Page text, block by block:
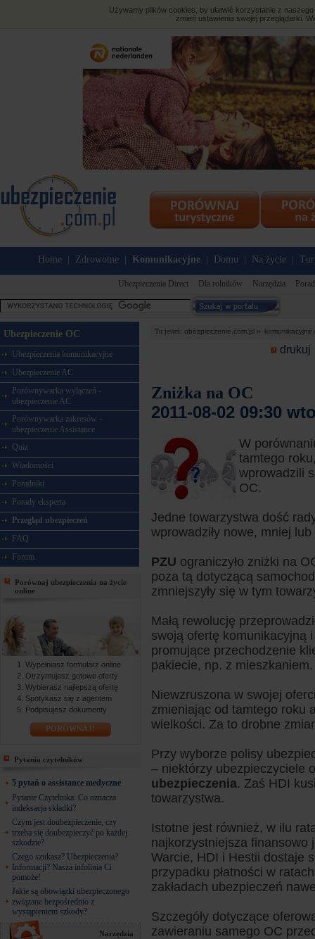
Używamy plików cookies, by ułatwić korzystanie z
zmień ustawienia swojej przeglądarki.
Home Zdrowotne Komunikacyjne Domu Na życie
Ubezpieczenia Direct Dla rolników Narzędzia
Ubezpieczenie OC
Ubezpieczenia komunikacyjne
Ubezpieczenie AC
Porównywarka wyłączeń -
ubezpieczenie AC
Porównywarka zakresów -
ubezpieczenie Assistance
Quiz
Wiadomości
Poradniki
Porady eksperta
Przegląd ubezpieczeń
FAQ
Forum
Porównaj ubezpieczenia na życie
online
Wypełniasz formularz online
Otrzymujesz gotowe oferty
Wybierasz najlepszą ofertę
Spotykasz się z agentem
Podpisujesz dokumenty
PORÓWNAJ!
Pytania czytelników
5 pytań o assistance medyczne
Pytanie Czytelnika: Co oznacza
indeksacja składki?
Czym jest doubezpieczenie, czy
trzeba się doubezpieczyć po każdej
szkodzie?
Czego szukasz? Ubezpieczenia?
Informacji? Nasza infolinia Ci
pomoże!
Jakie są obowiązki ubezpieczonego
związane bezpośrednio z
wystąpieniem szkody?
Narzędzia
Tu jesteś: ubezpieczenie.com.pl »
drukuj
Zniżka na OC
2011-08-02 09:30
W
tamtego
wprowadzili
OC.
Jedne towarzystwa dość
wprowadziły nowe, mniej
PZU ograniczyło zniżki na
poza tą dotyczącą
zmniejszyły się w tym
Małą rewolucję
swoją ofertę komunikacyjną
promujące przechodzenie
pakiecie, np. z mieszkaniem.
Niewzruszona w swojej
zmieniając od tamtego roku
wielkości. Za to drobne
Przy wyborze polisy
– niektórzy ubezpieczyciele
ubezpieczenia. Zaś HDI
towarzystwa.
Istotne jest również, w ilu
najkorzystniejsza finansowo
Warcie, HDI i Hestii dostaje
przypadku płatności w
zakładach ubezpieczeń
Szczegóły dotyczące
zawieraniu samego OC